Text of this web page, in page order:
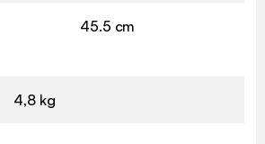
45.5 cm
4,8 kg